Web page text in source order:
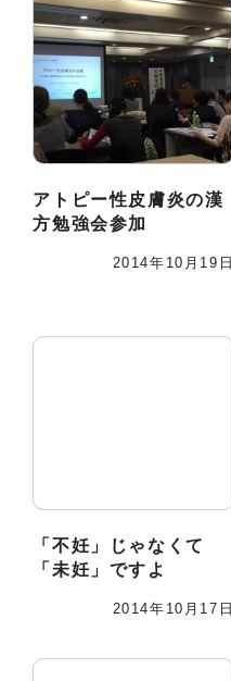
アトピー性皮膚炎の漢
方勉強会参加
2014年10月19日
「不妊」じゃなくて
「未妊」ですよ
2014年10月17日